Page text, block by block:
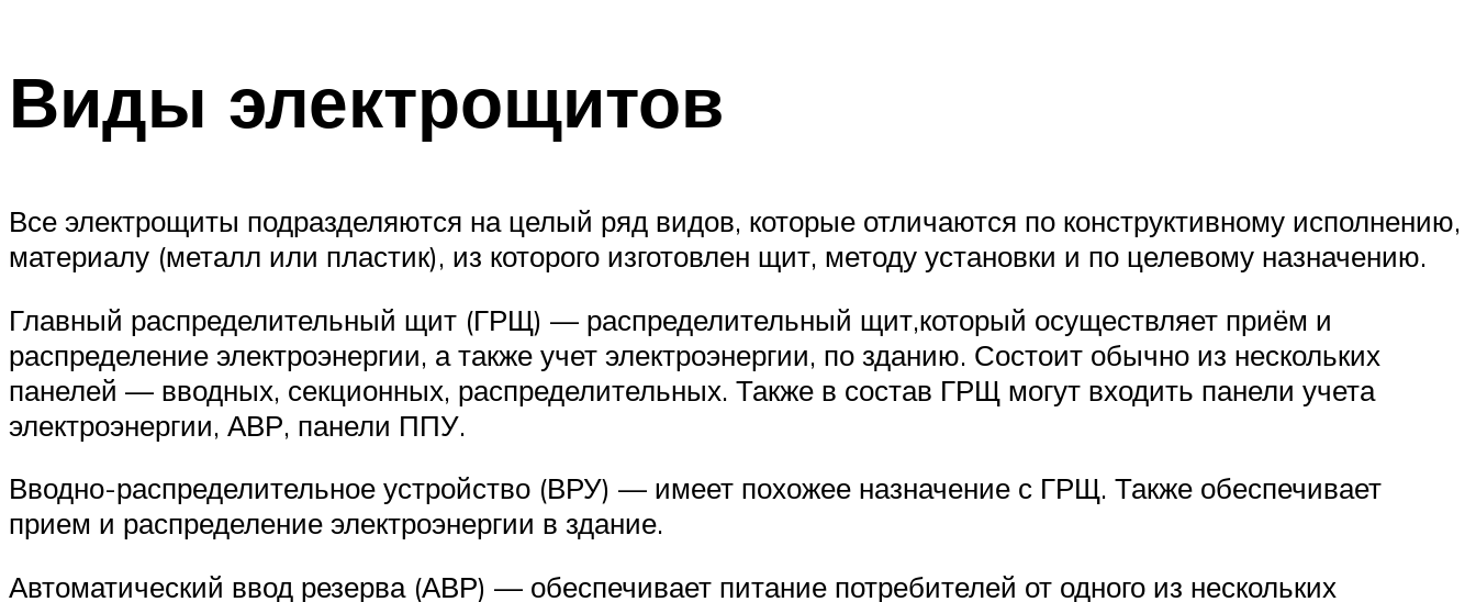
Виды электрощитов
Все электрощиты подразделяются на целый ряд видов, которые отличаются по конструктивному исполнению,
материалу (металл или пластик), из которого изготовлен щит, методу установки и по целевому назначению.
Главный распределительный щит (ГРЩ) — распределительный щит,который осуществляет приём и
распределение электроэнергии, а также учет электроэнергии, по зданию. Состоит обычно из нескольких
панелей — вводных, секционных, распределительных. Также в состав ГРЩ могут входить панели учета
электроэнергии, АВР, панели ППУ.
Вводно-распределительное устройство (ВРУ) — имеет похожее назначение с ГРЩ. Также обеспечивает
прием и распределение электроэнергии в здание.
Автоматический ввод резерва (АВР) — обеспечивает питание потребителей от одного из нескольких